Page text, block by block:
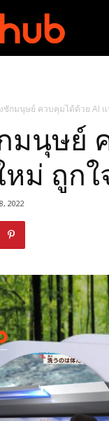
งซักมนุษย์ ควบคุมได้ด้วย AI
มนุษย์
ม่ ถูกใ
2022